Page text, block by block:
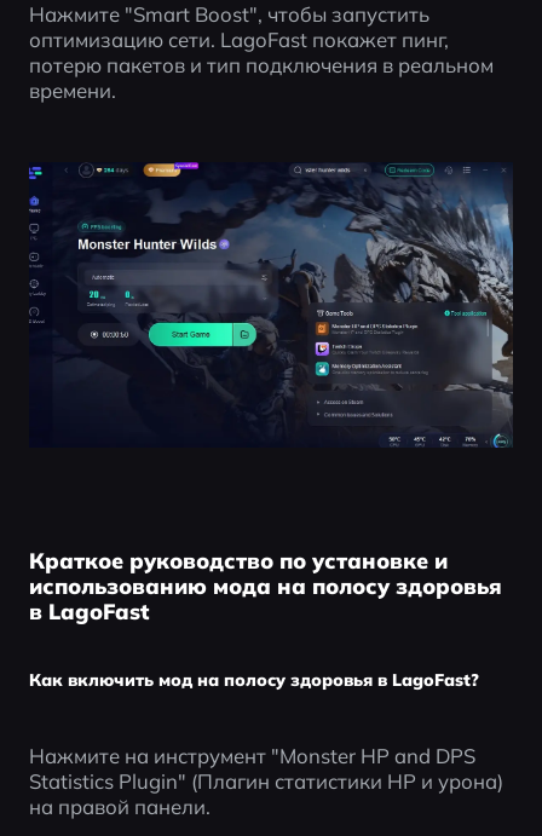
Нажмите "Smart Boost", чтобы запустить
оптимизацию сети. LagoFast покажет пинг,
потерю пакетов и тип подключения в реальном
времени.
Краткое руководство по установке и
использованию мода на полосу здоровья
в LagoFast
Как включить мод на полосу здоровья в LagoFast?
Нажмите на инструмент "Monster HP and DPS
Statistics Plugin" (Плагин статистики HP и урона)
на правой панели.